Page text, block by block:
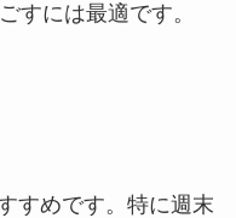
すには最適です。
すめです。特に週末